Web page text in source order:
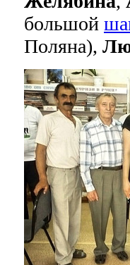
большой
Поляна),